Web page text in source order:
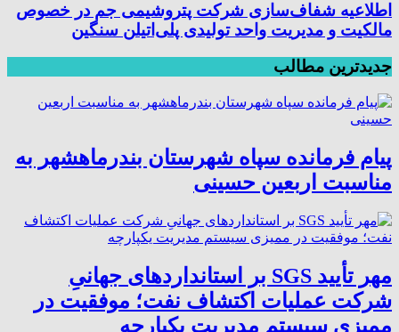
اطلاعیه شفاف‌سازی شرکت پتروشیمی جم در خصوص
مالکیت و مدیریت واحد تولیدی پلی‌اتیلن سنگین
جدیدترین مطالب
پیام فرمانده سپاه شهرستان بندرماهشهر به
مناسبت اربعین حسینی
مهر تأیید SGS بر استانداردهای جهانیِ
شرکت عملیات اکتشاف نفت؛ موفقیت در
ممیزی سیستم مدیریت یکپارچه